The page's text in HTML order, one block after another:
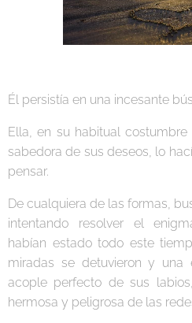
Él persistía en una incesante
Ella, en su habitual
sabedora de sus deseos, lo
pensar.
De cualquiera de las formas,
intentando resolver el
habían estado todo este
miradas se detuvieron y una
acople perfecto de sus
hermosa y peligrosa de las